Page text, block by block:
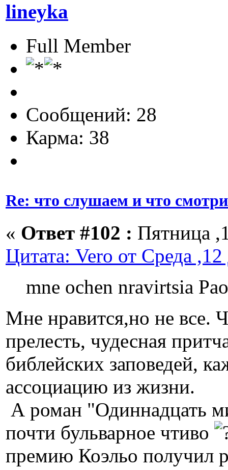
lineyka
Full Member
Сообщений: 28
Карма: 38
Re: что слушаем и что
« Ответ #102 : Пятница
Цитата: Vero от Среда
mne ochen nravirtsia
Мне нравится,но не все.
прелесть, чудесная
библейских заповедей,
ассоциацию из жизни.
А роман "Одиннадцать
почти бульварное чтиво
премию Коэльо получил